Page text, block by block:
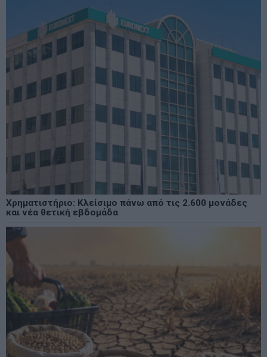
Χρηματιστήριο: Κλείσιμο πάνω από τις 2.600 μονάδες
και νέα θετική εβδομάδα